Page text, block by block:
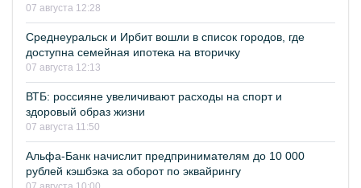
07 августа 12:28
Среднеуральск и Ирбит вошли в список городов, где
доступна семейная ипотека на вторичку
07 августа 12:13
ВТБ: россияне увеличивают расходы на спорт и
здоровый образ жизни
07 августа 11:50
Альфа-Банк начислит предпринимателям до 10 000
рублей кэшбэка за оборот по эквайрингу